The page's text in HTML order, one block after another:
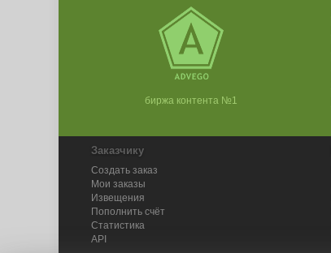
биржа контента №1
Заказчику
Создать заказ
Мои заказы
Извещения
Пополнить счёт
Статистика
API